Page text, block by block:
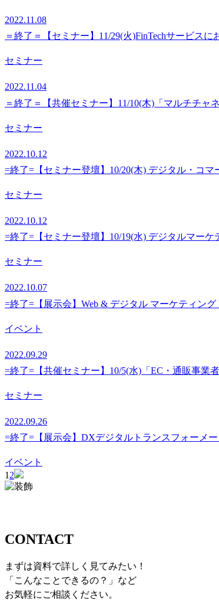
2022.11.08
＝終了＝【セミナー】11/29(火)FinTechサービス
セミナー
2022.11.04
＝終了＝【共催セミナー】11/10(木)「マルチチャ
セミナー
2022.10.12
=終了=【セミナー登壇】10/20(木) デジタル・コマ
セミナー
2022.10.12
=終了=【セミナー登壇】10/19(水) デジタルマーケ
セミナー
2022.10.07
=終了=【展示会】Web & デジタル マーケティン
イベント
2022.09.29
=終了=【共催セミナー】10/5(水)「EC・通販事業
セミナー
2022.09.26
=終了=【展示会】DXデジタルトランスフォーメ
イベント
12
CONTACT
まずは資料で詳しく見てみたい！
「こんなことできるの？」など
お気軽にご相談ください。